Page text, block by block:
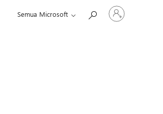
Semua Microsoft
Masuk
ke
akun